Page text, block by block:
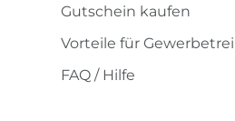
Gutschein kaufen
Vorteile für
FAQ / Hilfe